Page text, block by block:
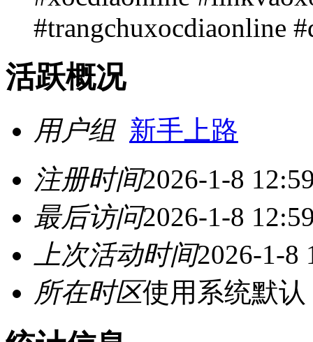
#trangchuxocdiaonline
活跃概况
用户组 新手上路
注册时间2026-1-8
最后访问2026-1-8
上次活动时间2026-1-8
所在时区使用系统默认